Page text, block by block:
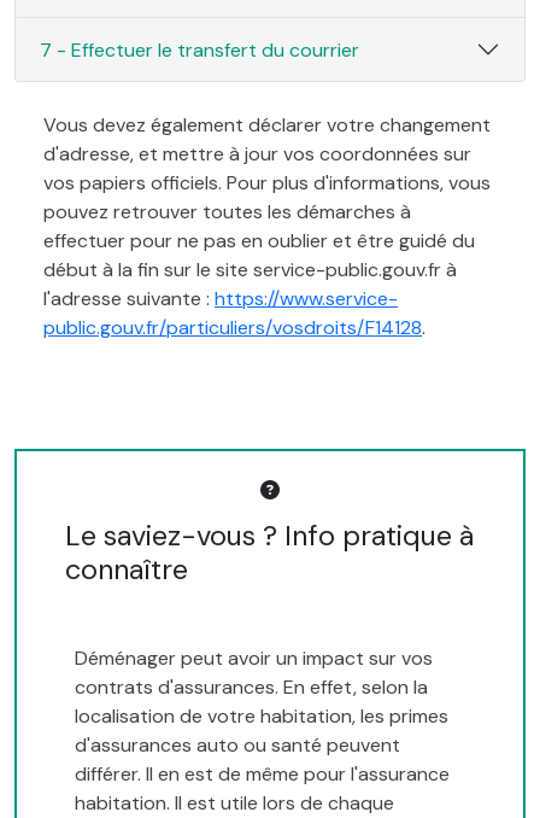
7 - Effectuer le transfert du courrier
Vous devez également déclarer votre changement
d'adresse, et mettre à jour vos coordonnées sur
vos papiers officiels. Pour plus d'informations, vous
pouvez retrouver toutes les démarches à
effectuer pour ne pas en oublier et être guidé du
début à la fin sur le site service-public.gouv.fr à
l'adresse suivante : https://www.service-
public.gouv.fr/particuliers/vosdroits/F14128.
Le saviez-vous ? Info pratique à
connaître
Déménager peut avoir un impact sur vos
contrats d'assurances. En effet, selon la
localisation de votre habitation, les primes
d'assurances auto ou santé peuvent
différer. Il en est de même pour l'assurance
habitation. Il est utile lors de chaque